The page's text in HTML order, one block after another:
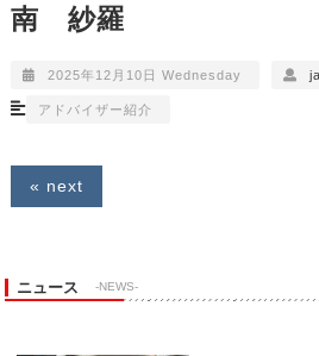
南 紗羅
2025年12月10日 Wednesday
アドバイザー紹介
« next
ニュース -NEWS-